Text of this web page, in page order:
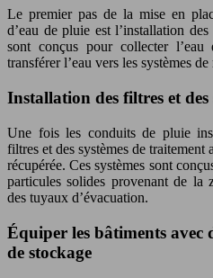
Le premier pas de la mise en
d’eau de pluie est l’installation
sont conçus pour collecter l’eau
transférer l’eau vers les systèmes
Installation des filtres et des
Une fois les conduits de pluie
filtres et des systèmes de
récupérée. Ces systèmes sont
particules solides provenant de la
des tuyaux d’évacuation.
Équiper les bâtiments avec
de stockage